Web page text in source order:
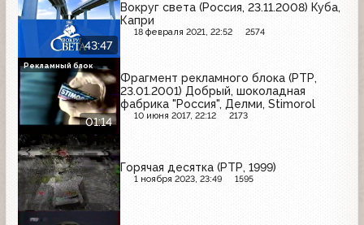
43:47
Вокруг света (Россия, 23.11.2008) Куба,
Капри
18 февраля 2021, 22:52 2574
01:14
Фрагмент рекламного блока (РТР,
23.01.2001) Добрый, шоколадная
фабрика "Россия", Делми, Stimorol
10 июня 2017, 22:12 2173
Рекламный блок
Горячая десятка (РТР, 1999)
1 ноября 2023, 23:49 1595